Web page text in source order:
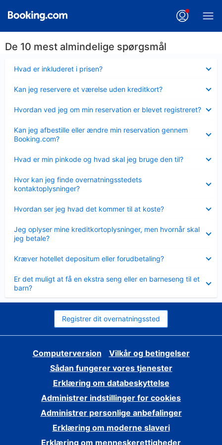
De 10 mest almindelige spørgsmål
Hvad er inkluderet i prisen?
Kan jeg reservere et værelse uden kreditkort?
Hvordan ved jeg om min reservation er blevet registreret?
Kan jeg afbestille eller ændre min reservation gennem
Booking.com?
Hvad er min pinkode og hvad skal jeg bruge den til?
Hvor kan jeg finde overnatningsstedets
kontaktoplysninger?
Hvordan ser jeg hvad det kommer til at koste?
Jeg oplyser mine kreditkortoplysninger, men hvornår skal
jeg betale?
Kræver hotellet depositum eller forudbetaling?
Er det muligt at få en ekstra seng eller en barneseng til et
barn?
Registrer dit overnatningssted
Computerversion
Vilkår og betingelser
Sådan fungerer vores tjenester
Erklæring om databeskyttelse
Administrer indstillinger for cookies
Administrer personlige anbefalinger
Erklæring om moderne slaveri
Erklæring om menneskerettigheder